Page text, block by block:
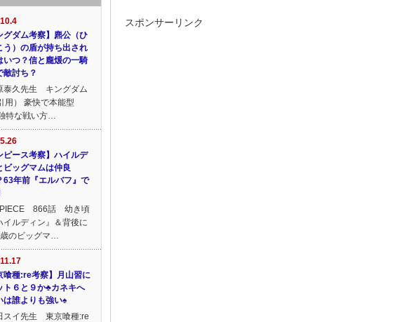
スポンサーリンク
グダム考察】麃公（ひ
う）の盾が持ち出され
いつ？信と龐煖の一騎
敵討ち？
久先生 キングダム
用） 豪快で本能型
特な戦い方…
ピース考察】ハイルデ
ビッグマムは仲良
63年前『エルバフ』で
866話 幼き頃
イルディン』＆背後に
のビッグマ…
喰種:re考察】月山習に
ト６と９か♣カネキへ
は誰よりも強い♠
スイ先生 東京喰種:re